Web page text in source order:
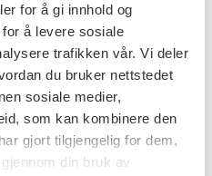
for å gi innhold og
å levere sosiale
trafikken vår. Vi deler
du bruker nettstedet
sosiale medier,
som kan kombinere den
gjort tilgjengelig for dem,
din bruk av
0cm